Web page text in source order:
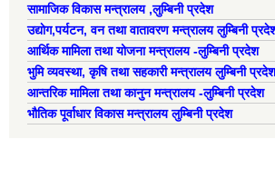
सामाजिक विकास मन्त्रालय ,लुम्बिनी प्रदेश
उद्याेग,पर्यटन, वन तथा वातावरण मन्त्रालय लुम्बिनी
आर्थिक मामिला तथा योजना मन्त्रालय -लुम्बिनी प्रदेश
भुमि व्यवस्था, कृषि तथा सहकारी मन्त्रालय लुम्बिनी प्रदेश
आन्तरिक मामिला तथा कानुन मन्त्रालय -लुम्बिनी प्रदेश
भौतिक पूर्वाधार विकास मन्त्रालय लुम्बिनी प्रदेश